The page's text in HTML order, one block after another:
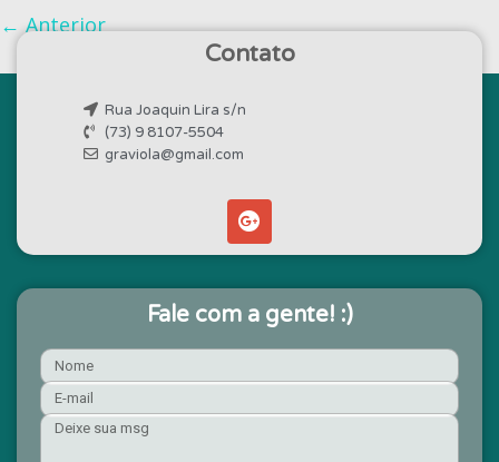
← Anterior
Contato
Rua Joaquin Lira s/n
(73) 9 8107-5504
graviola@gmail.com
Fale com a gente! :)